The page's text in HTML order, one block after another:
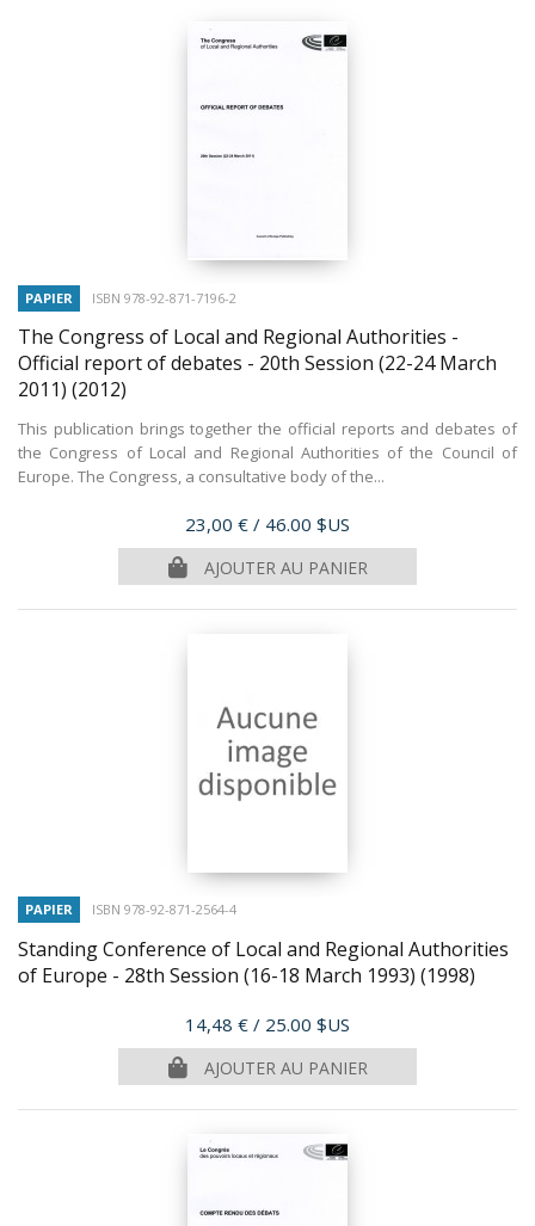
PAPIER ISBN 978-92-871-7196-2
The Congress of Local and Regional Authorities -
Official report of debates - 20th Session (22-24 March
2011) (2012)
This publication brings together the official reports and debates of
the Congress of Local and Regional Authorities of the Council of
Europe. The Congress, a consultative body of the...
Prix
23,00 € / 46.00 $US
AJOUTER AU PANIER
PAPIER ISBN 978-92-871-2564-4
Standing Conference of Local and Regional Authorities
of Europe - 28th Session (16-18 March 1993) (1998)
Prix
14,48 € / 25.00 $US
AJOUTER AU PANIER